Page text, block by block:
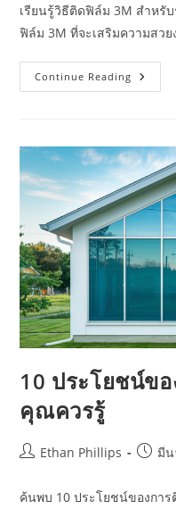
เรียนรู้วิธีติดฟิล์ม 3M สำหรั
ฟิล์ม 3M ที่จะเสริมความสว
Continue Reading วิธี
การ
3M
สำหรับ
รถยนต์
เพื่อ
ความ
สวยงา
และ
การ
ปกป้อง
10 ประโยชน์ข
คุณควรรู้
PostEthan Phillips
Postมีน
ค้นพบ 10 ประโยชน์ของกา